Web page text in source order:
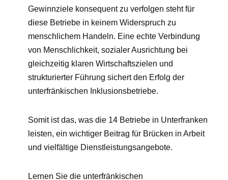
Gewinnziele konsequent zu verfolgen steht für
diese Betriebe in keinem Widerspruch zu
menschlichem Handeln. Eine echte Verbindung
von Menschlichkeit, sozialer Ausrichtung bei
gleichzeitig klaren Wirtschaftszielen und
strukturierter Führung sichert den Erfolg der
unterfränkischen Inklusionsbetriebe.
Somit ist das, was die 14 Betriebe in Unterfranken
leisten, ein wichtiger Beitrag für Brücken in Arbeit
und vielfältige Dienstleistungsangebote.
Lernen Sie die unterfränkischen